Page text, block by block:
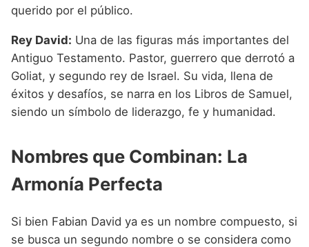
querido por el público.
Rey David: Una de las figuras más importantes del
Antiguo Testamento. Pastor, guerrero que derrotó a
Goliat, y segundo rey de Israel. Su vida, llena de
éxitos y desafíos, se narra en los Libros de Samuel,
siendo un símbolo de liderazgo, fe y humanidad.
Nombres que Combinan: La
Armonía Perfecta
Si bien Fabian David ya es un nombre compuesto, si
se busca un segundo nombre o se considera como